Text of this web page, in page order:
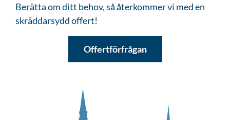
Berätta om ditt behov, så återkommer vi med en
skräddarsydd offert!
Offertförfrågan